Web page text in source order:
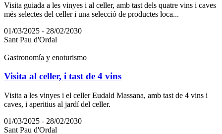
Visita guiada a les vinyes i al celler, amb tast dels quatre vins i caves
més selectes del celler i una selecció de productes loca...
01/03/2025 - 28/02/2030
Sant Pau d'Ordal
Gastronomía y enoturismo
Visita al celler, i tast de 4 vins
Visita a les vinyes i el celler Eudald Massana, amb tast de 4 vins i
caves, i aperitius al jardí del celler.
01/03/2025 - 28/02/2030
Sant Pau d'Ordal